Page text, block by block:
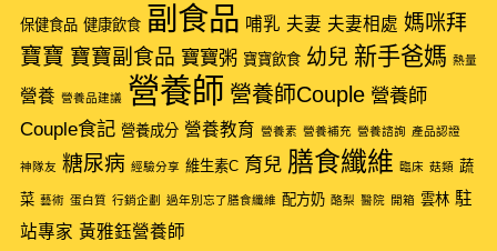
保健食品 健康飲食 副食品 哺乳 夫妻 夫妻相處 媽咪拜
寶寶 寶寶副食品 寶寶粥 寶寶飲食 幼兒 新手爸媽 熱量
營養 營養品建議 營養師 營養師Couple 營養師
Couple食記 營養成分 營養教育 營養素 營養補充 營養諮詢 產品認證
神隊友 糖尿病 經驗分享 維生素C 育兒 膳食纖維 臨床 菇類 蔬
菜 藝術 蛋白質 行銷企劃 過年別忘了膳食纖維 配方奶 酪梨 醫院 開箱 雲林 駐
站專家 黃雅鈺營養師
e
a
c
h
o
r